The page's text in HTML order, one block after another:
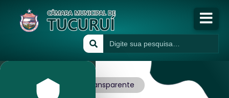
A Câmara
Governo Transparente